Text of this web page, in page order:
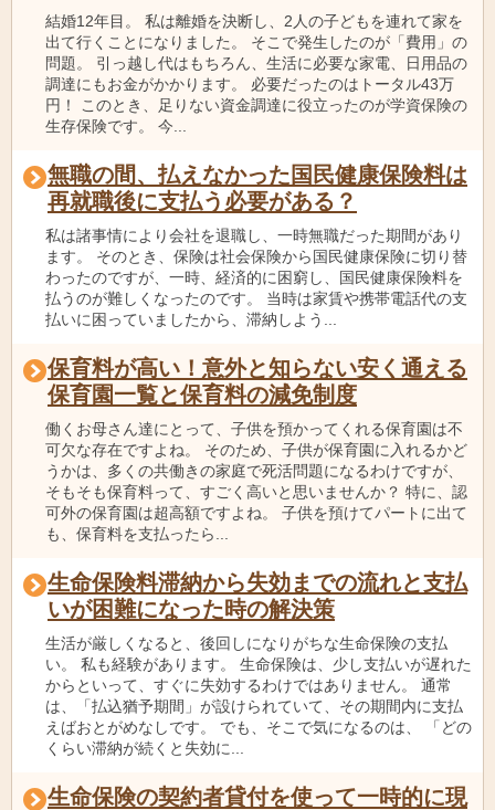
結婚12年目。 私は離婚を決断し、2人の子どもを連れて家を
出て行くことになりました。 そこで発生したのが「費用」の
問題。 引っ越し代はもちろん、生活に必要な家電、日用品の
調達にもお金がかかります。 必要だったのはトータル43万
円！ このとき、足りない資金調達に役立ったのが学資保険の
生存保険です。 今...
無職の間、払えなかった国民健康保険料は
再就職後に支払う必要がある？
私は諸事情により会社を退職し、一時無職だった期間があり
ます。 そのとき、保険は社会保険から国民健康保険に切り替
わったのですが、一時、経済的に困窮し、国民健康保険料を
払うのが難しくなったのです。 当時は家賃や携帯電話代の支
払いに困っていましたから、滞納しよう...
保育料が高い！意外と知らない安く通える
保育園一覧と保育料の減免制度
働くお母さん達にとって、子供を預かってくれる保育園は不
可欠な存在ですよね。 そのため、子供が保育園に入れるかど
うかは、多くの共働きの家庭で死活問題になるわけですが、
そもそも保育料って、すごく高いと思いませんか？ 特に、認
可外の保育園は超高額ですよね。 子供を預けてパートに出て
も、保育料を支払ったら...
生命保険料滞納から失効までの流れと支払
いが困難になった時の解決策
生活が厳しくなると、後回しになりがちな生命保険の支払
い。 私も経験があります。 生命保険は、少し支払いが遅れた
からといって、すぐに失効するわけではありません。 通常
は、「払込猶予期間」が設けられていて、その期間内に支払
えばおとがめなしです。 でも、そこで気になるのは、 「どの
くらい滞納が続くと失効に...
生命保険の契約者貸付を使って一時的に現